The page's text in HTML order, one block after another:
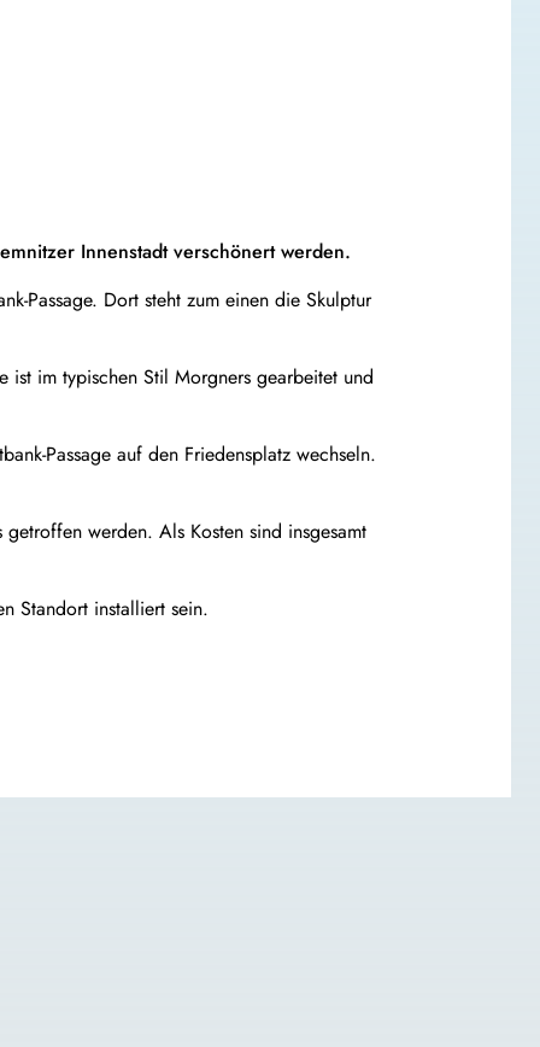
Innenstadt verschönert werden.
Passage. Dort steht zum einen die Skulptur
ist im typischen Stil Morgners gearbeitet und
Passage auf den Friedensplatz wechseln.
werden. Als Kosten sind insgesamt
Standort installiert sein.